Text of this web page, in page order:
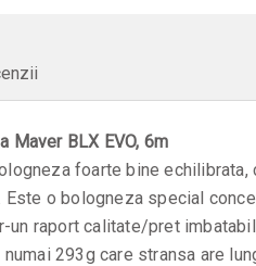
Maver BLX EVO, 6m
foarte bine
Este o bologneza special
un raport calitate/pret
numai 293g care stransa are